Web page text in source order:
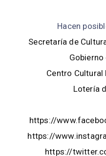
Hacen
Secretaría de
Gobierno
Centro Cultural
Lotería
https://
https://
https://